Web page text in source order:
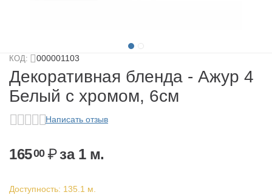
КОД: 000001103
Декоративная бленда - Ажур 4
Белый с хромом, 6см
Написать отзыв
16500 ₽за 1 м.
Доступность: 135.1 м.